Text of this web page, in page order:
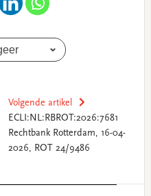
Volgende artikel
ECLI:NL:RBROT:2026:7681
Rechtbank Rotterdam, 16-04-
2026, ROT 24/9486